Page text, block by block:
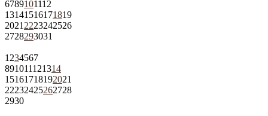
6789101112
13141516171819
2021 2223242526
2728293031
1 234567
891011121314
15161718192021
22232425262728
2930